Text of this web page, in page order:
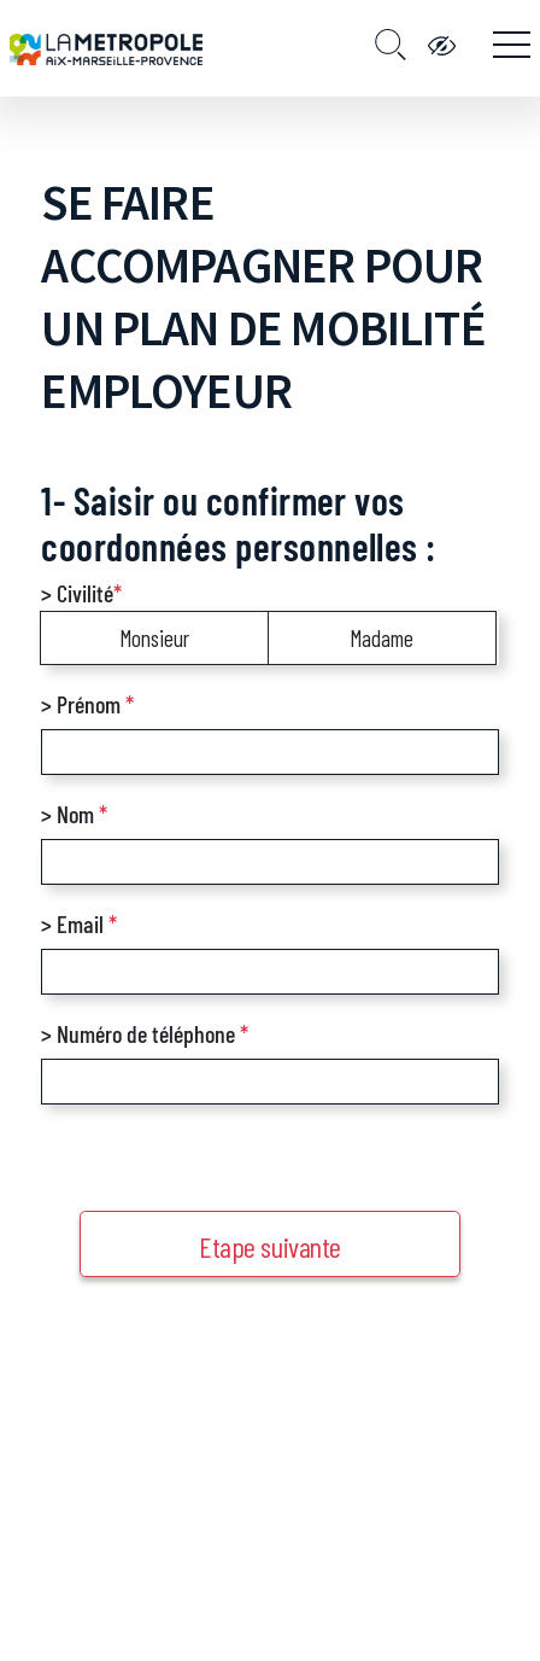
SE FAIRE
ACCOMPAGNER POUR
UN PLAN DE MOBILITÉ
EMPLOYEUR
1- Saisir ou confirmer vos
coordonnées personnelles :
> Civilité*
Monsieur Madame
> Prénom*
> Nom*
> Email*
> Numéro de téléphone*
Etape suivante